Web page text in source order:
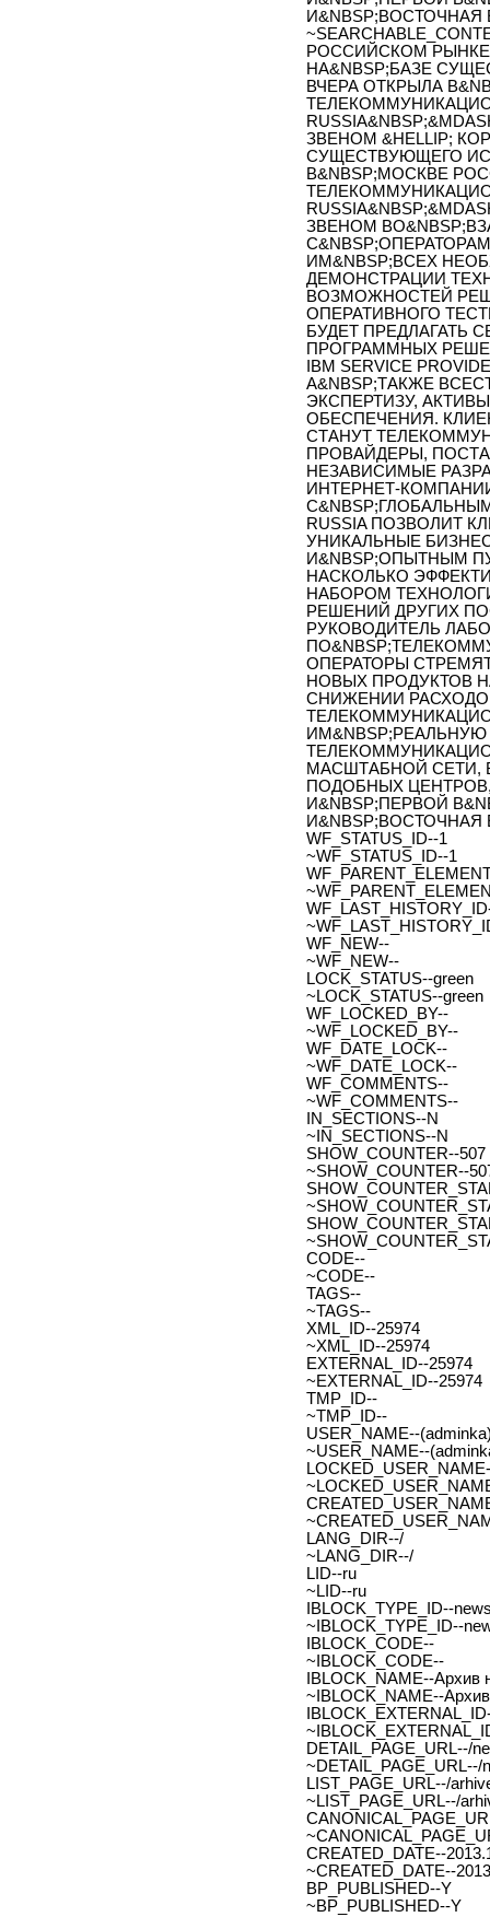
И&NBSP;ВОСТОЧНАЯ
РОССИЙСКОМ
НА&NBSP;БАЗЕ
ВЧЕРА ОТКРЫЛА
ЗВЕНОМ &HELLIP;
СУЩЕСТВУЮЩЕГО
В&NBSP;МОСКВЕ
ЗВЕНОМ
ИМ&NBSP;ВСЕХ
ДЕМОНСТРАЦИИ
ВОЗМОЖНОСТЕЙ
ОПЕРАТИВНОГО
БУДЕТ ПРЕДЛАГАТЬ
ПРОГРАММНЫХ
IBM SERVICE
А&NBSP;ТАКЖЕ
ЭКСПЕРТИЗУ,
ОБЕСПЕЧЕНИЯ.
СТАНУТ
ПРОВАЙДЕРЫ,
НЕЗАВИСИМЫЕ
ИНТЕРНЕТ-
RUSSIA ПОЗВОЛИТ
УНИКАЛЬНЫЕ
И&NBSP;ОПЫТНЫМ
НАСКОЛЬКО
НАБОРОМ
РЕШЕНИЙ ДРУГИХ
РУКОВОДИТЕЛЬ
ОПЕРАТОРЫ
НОВЫХ ПРОДУКТОВ
СНИЖЕНИИ
МАСШТАБНОЙ СЕТИ,
ПОДОБНЫХ
И&NBSP;ПЕРВОЙ
И&NBSP;ВОСТОЧНАЯ
WF_STATUS_ID--1
~WF_STATUS_ID--1
WF_NEW--
~WF_NEW--
LOCK_STATUS--green
~LOCK_STATUS--green
WF_LOCKED_BY--
~WF_LOCKED_BY--
WF_DATE_LOCK--
~WF_DATE_LOCK--
WF_COMMENTS--
~WF_COMMENTS--
IN_SECTIONS--N
~IN_SECTIONS--N
SHOW_COUNTER--507
~SHOW_COUNTER--
CODE--
~CODE--
TAGS--
~TAGS--
XML_ID--25974
~XML_ID--25974
EXTERNAL_ID--25974
~EXTERNAL_ID--25974
TMP_ID--
~TMP_ID--
USER_NAME--
~USER_NAME--
LANG_DIR--/
~LANG_DIR--/
LID--ru
~LID--ru
IBLOCK_TYPE_ID--
~IBLOCK_TYPE_ID--
IBLOCK_CODE--
~IBLOCK_CODE--
IBLOCK_NAME--Архив
~IBLOCK_NAME--
DETAIL_PAGE_URL--/
~DETAIL_PAGE_URL--/
LIST_PAGE_URL--/
~LIST_PAGE_URL--/
CREATED_DATE--
~CREATED_DATE--
BP_PUBLISHED--Y
~BP_PUBLISHED--Y